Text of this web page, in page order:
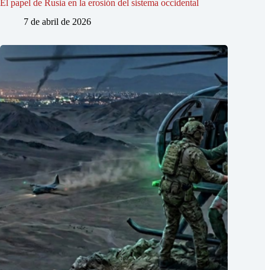
El papel de Rusia en la erosión del sistema occidental
7 de abril de 2026